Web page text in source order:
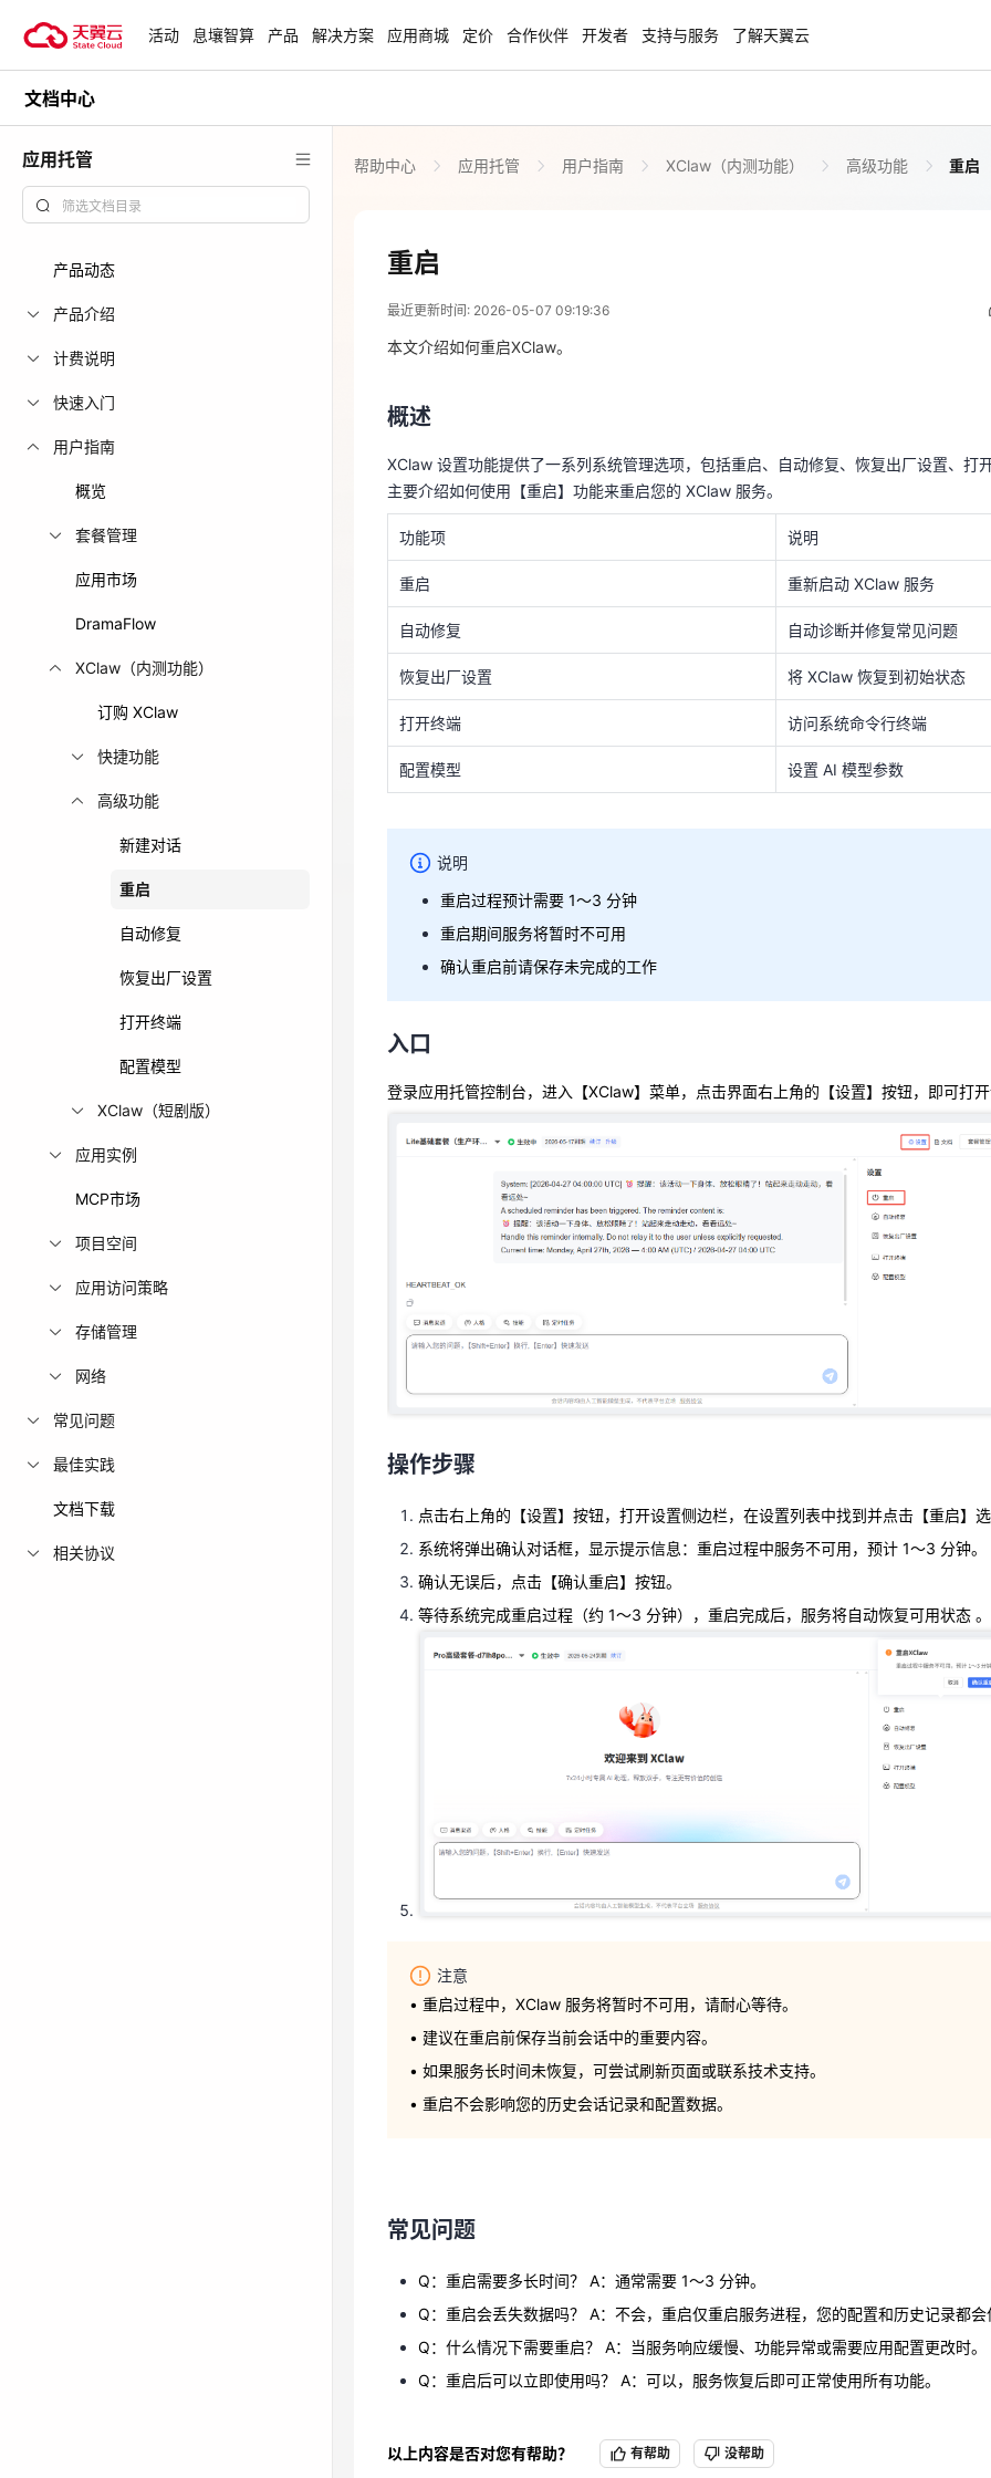
试用，产品折扣等，助您降本增
安全隔离版OpenClaw NEW 聚力AI赋能 天翼云大模型专项
企业出海解决方案
助力您的业务扬帆出海，通达全球！
“一云多芯、一云多态”,国产化软件全面适
爆款云主机全场特惠，2核4G只要1.8折起！
免费活动
免费试用中心 天翼云用户体验官 NEW
活动 息壤智算 产品 解决方案 应用商城 定价 合作伙伴 开发者 支持与服务 了解天翼云
文档中心
应用托管
产品动态
产品介绍
计费说明
快速入门
用户指南
概览
套餐管理
应用市场
DramaFlow
XClaw（内测功能）
订购 XClaw
快捷功能
高级功能
新建对话
重启
自动修复
恢复出厂设置
打开终端
配置模型
XClaw（短剧版）
应用实例
MCP市场
项目空间
应用访问策略
存储管理
网络
常见问题
最佳实践
文档下载
相关协议
帮助中心 应用托管 用户指南 XClaw（内测功能） 高级功能 重启
重启
最近更新时间: 2026-05-07 09:19:36
2026-05-07 01:19:36
概述
主要介绍如何使用【重启】功能来重启您的 XClaw 服务。
功能项 说明
重启
自动修复 自动诊断并修复常见问题
恢复出厂设置 将 XClaw 恢复到初始状态
打开终端 访问系统命令行终端
配置模型 设置 AI 模型参数
重启过程预计需要 1～3 分钟
确认重启前请保存未完成的工作
入口
点击右上角的【设置】按钮，打开设置侧边栏，在设置列表中找到并点击【重启】
确认无误后，点击【确认重启】按钮。
等待系统完成重启过程（约 1～3 分钟），重启完成后，服务将自动恢复可用状态 。
• 重启过程中，XClaw 服务将暂时不可用，请耐心等待。
• 如果服务长时间未恢复，可尝试刷新页面或联系技术支持。
Q：重启会丢失数据吗？ A：不会，重启仅重启服务进程，您的配置和历史记录都
Q：什么情况下需要重启？ A：当服务响应缓慢、功能异常或需要应用配置更改时。
Q：重启后可以立即使用吗？ A：可以，服务恢复后即可正常使用所有功能。
本文介绍如何重启XClaw。
概述
XClaw 设置功能提供了一系列系统管理选项，包括重启、自动修复、恢复出厂设置、打
主要介绍如何使用【重启】功能来重启您的 XClaw 服务。
功能项 说明
重启 重新启动 XClaw 服务
自动修复 自动诊断并修复常见问题
恢复出厂设置 将 XClaw 恢复到初始状态
打开终端 访问系统命令行终端
配置模型 设置 AI 模型参数
说明
重启过程预计需要 1～3 分钟
重启期间服务将暂时不可用
确认重启前请保存未完成的工作
入口
登录应用托管控制台，进入【XClaw】菜单，点击界面右上角的【设置】按钮，即可打
操作步骤
点击右上角的【设置】按钮，打开设置侧边栏，在设置列表中找到并点击【重启】
系统将弹出确认对话框，显示提示信息：重启过程中服务不可用，预计 1～3 分钟。
确认无误后，点击【确认重启】按钮。
等待系统完成重启过程（约 1～3 分钟），重启完成后，服务将自动恢复可用状态 。
注意
• 重启过程中，XClaw 服务将暂时不可用，请耐心等待。
• 建议在重启前保存当前会话中的重要内容。
• 如果服务长时间未恢复，可尝试刷新页面或联系技术支持。
• 重启不会影响您的历史会话记录和配置数据。
常见问题
Q：重启需要多长时间？ A：通常需要 1～3 分钟。
Q：重启会丢失数据吗？ A：不会，重启仅重启服务进程，您的配置和历史记录都会
Q：什么情况下需要重启？ A：当服务响应缓慢、功能异常或需要应用配置更改时。
Q：重启后可以立即使用吗？ A：可以，服务恢复后即可正常使用所有功能。
以上内容是否对您有帮助？ 有帮助 没帮助